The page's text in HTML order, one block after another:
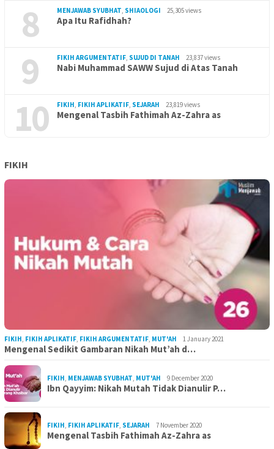
8 MENJAWAB SYUBHAT, SHIAOLOGI 25,305 views
Apa Itu Rafidhah?
9 FIKIH ARGUMENTATIF, SUJUD DI TANAH 23,837 views
Nabi Muhammad SAWW Sujud di Atas Tanah
10 FIKIH, FIKIH APLIKATIF, SEJARAH 23,819 views
Mengenal Tasbih Fathimah Az-Zahra as
FIKIH
FIKIH, FIKIH APLIKATIF, FIKIH ARGUMENTATIF, MUT'AH 1 January 2021
Mengenal Sedikit Gambaran Nikah Mut’ah d…
FIKIH, MENJAWAB SYUBHAT, MUT'AH 9 December 2020
Ibn Qayyim: Nikah Mutah Tidak Dianulir P…
FIKIH, FIKIH APLIKATIF, SEJARAH 7 November 2020
Mengenal Tasbih Fathimah Az-Zahra as